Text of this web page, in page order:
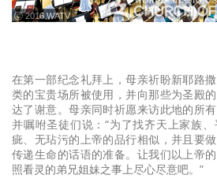
ⓒ 2016 WATV
在第一部纪念礼拜上，母亲祈盼新耶路
类的宝贵场所被使用，并向那些为圣殿
达了谢意。母亲同时祈愿来访此地的所
并嘱咐圣徒们说：“为了找齐天上家族
疵、无玷污的上帝的品行相似，并且要
传递生命的话语的准备。让我们以上帝
照看灵的弟兄姐妹之事上尽心尽意吧。”